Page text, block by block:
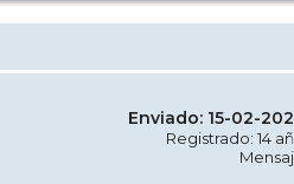
Enviado: 15-02-
Registrado: 14